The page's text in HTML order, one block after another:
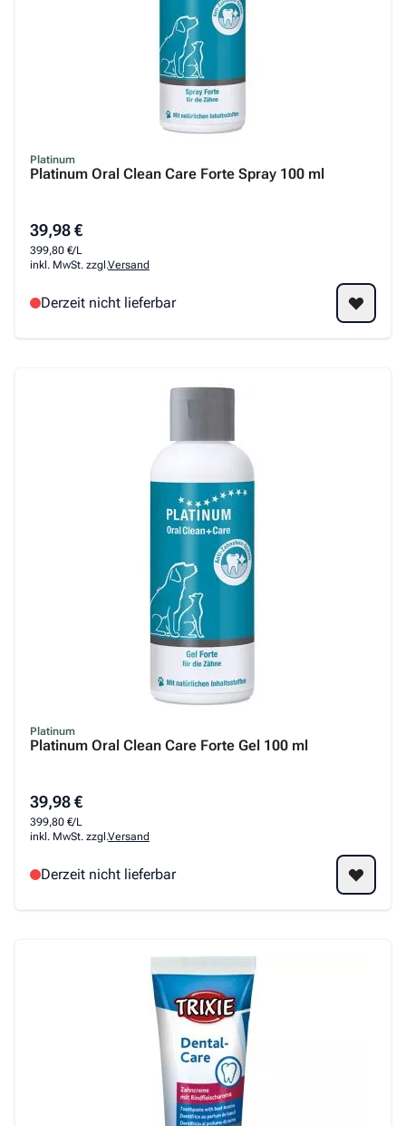
Platinum
Platinum Oral Clean Care Forte Spray 100 ml
39,98 €
399,80 €/L
inkl. MwSt. zzgl.Versand
Derzeit nicht lieferbar
Platinum
Platinum Oral Clean Care Forte Gel 100 ml
39,98 €
399,80 €/L
inkl. MwSt. zzgl.Versand
Derzeit nicht lieferbar